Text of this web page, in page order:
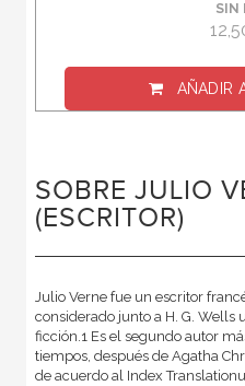
SIN
AÑADIR
SOBRE JULIO
(ESCRITOR)
Julio Verne fue un escritor
considerado junto a H. G. Wells
ficción.1 Es el segundo autor
tiempos, después de Agatha
de acuerdo al Index